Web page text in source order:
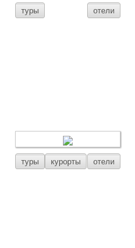
туры отели
туры курорты отели